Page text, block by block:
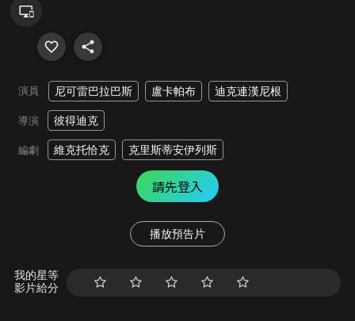
演員 尼可雷巴拉巴斯 盧卡帕布 迪克連漢尼根
導演 彼得迪克
編劇 維克托恰克 克里斯蒂安伊列斯
請先登入
播放預告片
我的星等
影片給分